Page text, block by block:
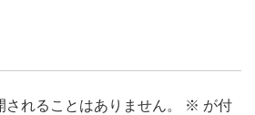
れることはありません。 ※ が付